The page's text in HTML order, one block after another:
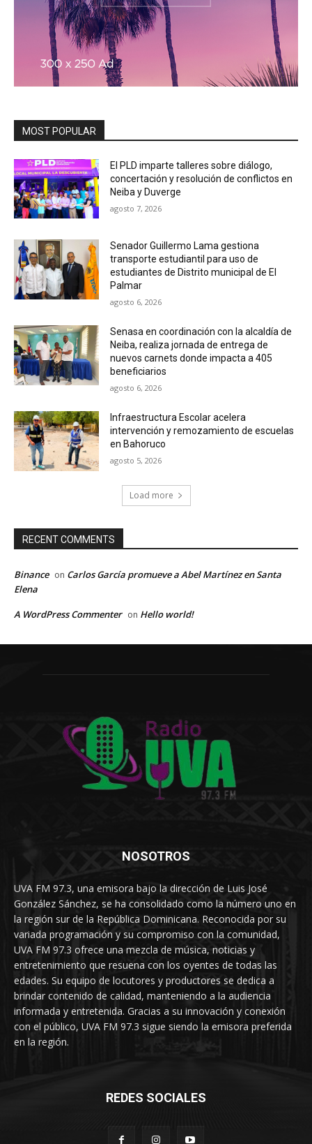
MOST POPULAR
El PLD imparte talleres sobre diálogo,
concertación y resolución de conflictos en
Neiba y Duverge
agosto 7, 2026
Senador Guillermo Lama gestiona
transporte estudiantil para uso de
estudiantes de Distrito municipal de El
Palmar
agosto 6, 2026
Senasa en coordinación con la alcaldía de
Neiba, realiza jornada de entrega de
nuevos carnets donde impacta a 405
beneficiarios
agosto 6, 2026
Infraestructura Escolar acelera
intervención y remozamiento de escuelas
en Bahoruco
agosto 5, 2026
Load more
RECENT COMMENTS
Binance on Carlos García promueve a Abel Martínez en Santa
Elena
A WordPress Commenter on Hello world!
NOSOTROS
UVA FM 97.3, una emisora bajo la dirección de Luis José
González Sánchez, se ha consolidado como la número uno en
la región sur de la República Dominicana. Reconocida por su
variada programación y su compromiso con la comunidad,
UVA FM 97.3 ofrece una mezcla de música, noticias y
entretenimiento que resuena con los oyentes de todas las
edades. Su equipo de locutores y productores se dedica a
brindar contenido de calidad, manteniendo a la audiencia
informada y entretenida. Gracias a su innovación y conexión
con el público, UVA FM 97.3 sigue siendo la emisora preferida
en la región.
REDES SOCIALES